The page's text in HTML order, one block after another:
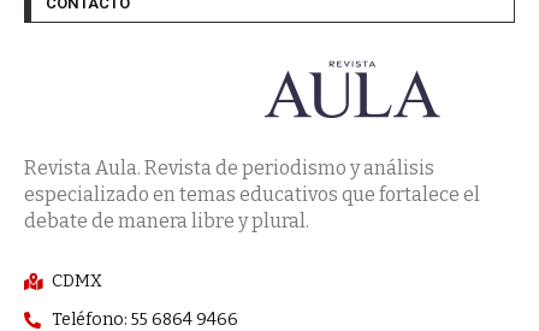
Revista Aula. Revista de periodismo y análisis
especializado en temas educativos que fortalece el
debate de manera libre y plural.
CDMX
Teléfono: 55 6864 9466